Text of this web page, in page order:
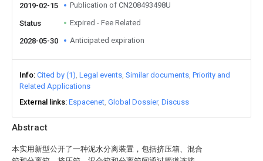
Abstract
本实用新型公开了一种泥水分离装置，包括挤压箱、混合
2019-02-15 Publication of CN208493498U
Status Expired - Fee Related
2028-05-30 Anticipated expiration
Info Cited by (1) Legal events Similar documents Priority and
Related Applications
External links Espacenet Global Dossier Discuss